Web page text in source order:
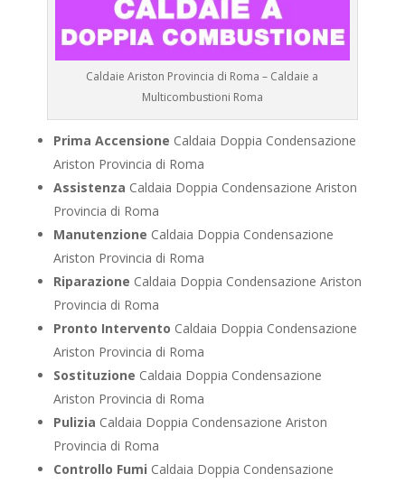
Caldaie Ariston Provincia di Roma – Caldaie a
Multicombustioni Roma
Prima Accensione Caldaia Doppia Condensazione
Ariston Provincia di Roma
Assistenza Caldaia Doppia Condensazione Ariston
Provincia di Roma
Manutenzione Caldaia Doppia Condensazione
Ariston Provincia di Roma
Riparazione Caldaia Doppia Condensazione Ariston
Provincia di Roma
Pronto Intervento Caldaia Doppia Condensazione
Ariston Provincia di Roma
Sostituzione Caldaia Doppia Condensazione
Ariston Provincia di Roma
Pulizia Caldaia Doppia Condensazione Ariston
Provincia di Roma
Controllo Fumi Caldaia Doppia Condensazione